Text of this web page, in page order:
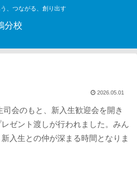
、つながる、創り出す
分校
2026.05.01
会のもと、新入生歓迎会を開き
ゼント渡しが行われました。みん
入生との仲が深まる時間となりま